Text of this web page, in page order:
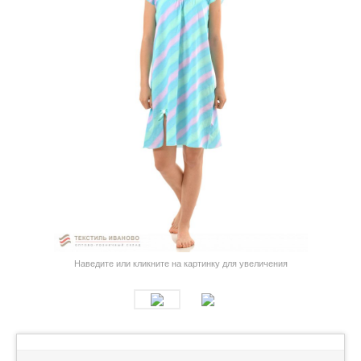
Наведите или кликните на картинку для увеличения